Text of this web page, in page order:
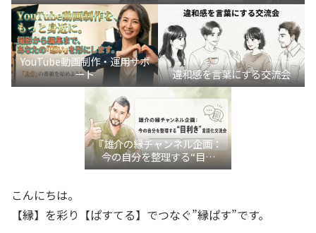
YouTube動画制作・運用サポ
ート
違和感を言葉にする交流会
『雄介の縁チャンネル企画：
今の自分を整理する“目利
き”言語化交流会』
こんにちは。
【縁】を彩り【ぱすてる】でつなぐ”縁ぱす”です。